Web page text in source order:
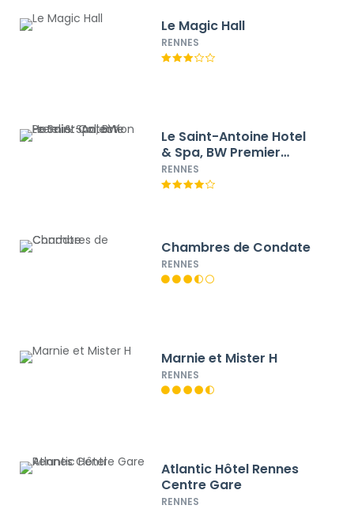
Le Magic Hall
RENNES
Le Saint-Antoine Hotel
& Spa, BW Premier
Collection
RENNES
Chambres de Condate
RENNES
Marnie et Mister H
RENNES
Atlantic Hôtel Rennes
Centre Gare
RENNES